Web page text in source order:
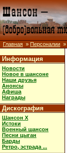
Главная » Персоналии »
Информация
Новости
Новое в шансоне
Наши друзья
Анонсы
Афиша
Награды
Дискография
Шансон X
Истоки
Военный шансон
Песни цыган
Барды
Ретро, эстрада ...